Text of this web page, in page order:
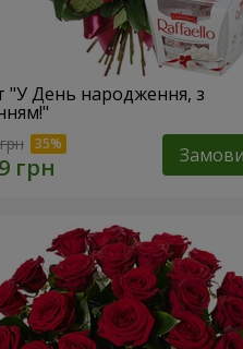
"У День народження, з